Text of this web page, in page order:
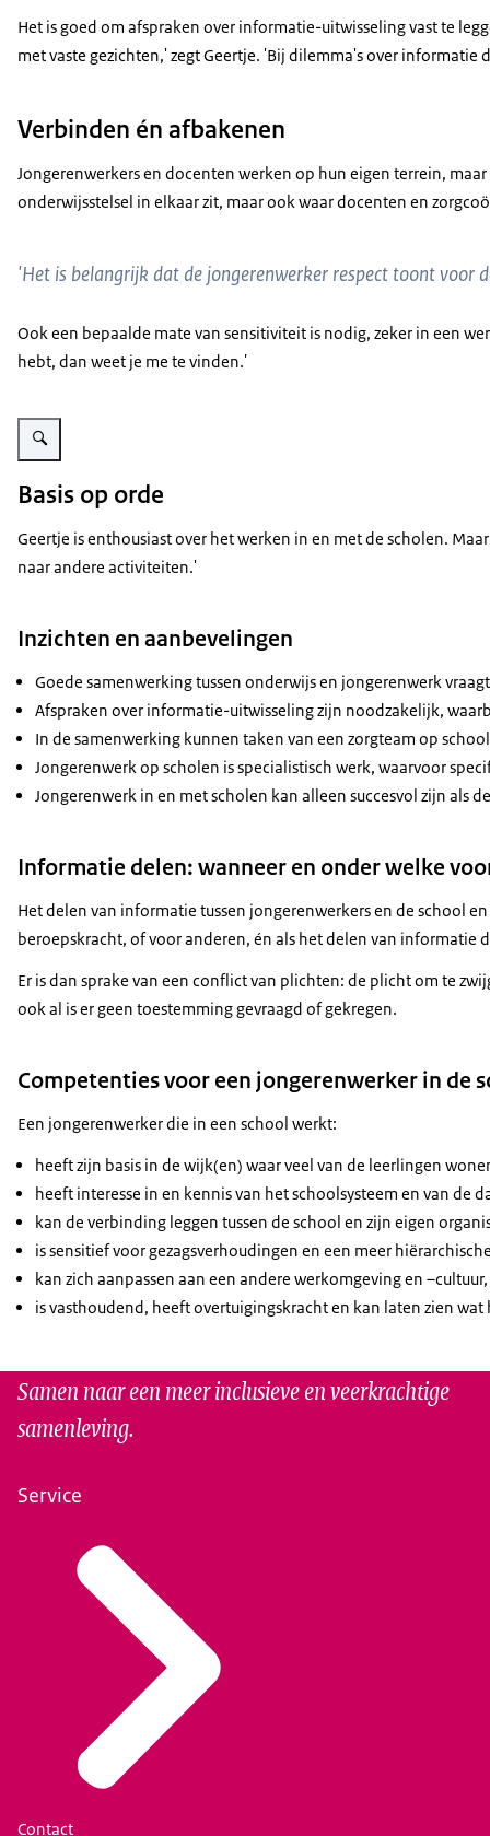
Het is goed om afspraken over informatie-uitwisseling vast te
met vaste gezichten,' zegt Geertje. 'Bij dilemma's over
Verbinden én afbakenen
Jongerenwerkers en docenten werken op hun eigen terrein,
onderwijsstelsel in elkaar zit, maar ook waar docenten en
'Het is belangrijk dat de jongerenwerker respect toont voor
Ook een bepaalde mate van sensitiviteit is nodig, zeker in een
hebt, dan weet je me te vinden.'
Vergroot afbeelding Jongerenwerker aan het werk
Basis op orde
Geertje is enthousiast over het werken in en met de scholen.
naar andere activiteiten.'
Inzichten en aanbevelingen
Goede samenwerking tussen onderwijs en jongerenwerk
Afspraken over informatie-uitwisseling zijn noodzakelijk,
In de samenwerking kunnen taken van een zorgteam op
Jongerenwerk op scholen is specialistisch werk, waarvoor
Jongerenwerk in en met scholen kan alleen succesvol zijn als
Informatie delen: wanneer en onder welke
Het delen van informatie tussen jongerenwerkers en de school
beroepskracht, of voor anderen, én als het delen van informatie
Er is dan sprake van een conflict van plichten: de plicht om te
ook al is er geen toestemming gevraagd of gekregen.
Competenties voor een jongerenwerker in de
Een jongerenwerker die in een school werkt:
heeft zijn basis in de wijk(en) waar veel van de leerlingen
heeft interesse in en kennis van het schoolsysteem en van
kan de verbinding leggen tussen de school en zijn eigen
is sensitief voor gezagsverhoudingen en een meer
kan zich aanpassen aan een andere werkomgeving en
is vasthoudend, heeft overtuigingskracht en kan laten zien
Samen naar een meer inclusieve en veerkrachtige
samenleving.
Service
Contact